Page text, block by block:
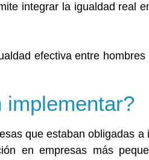
integrar la igualdad real
efectiva entre
implementar?
que estaban obligadas
en empresas más